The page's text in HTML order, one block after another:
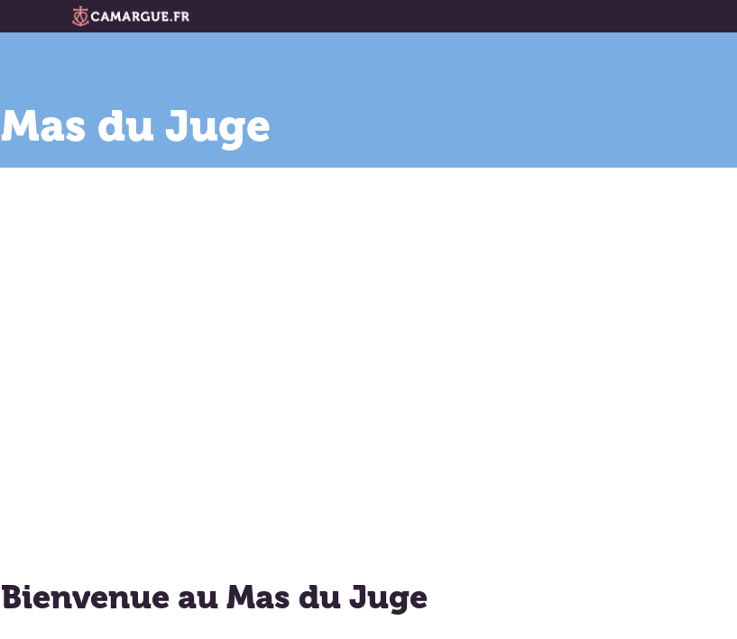
Mas du Juge
Bienvenue au Mas du Juge